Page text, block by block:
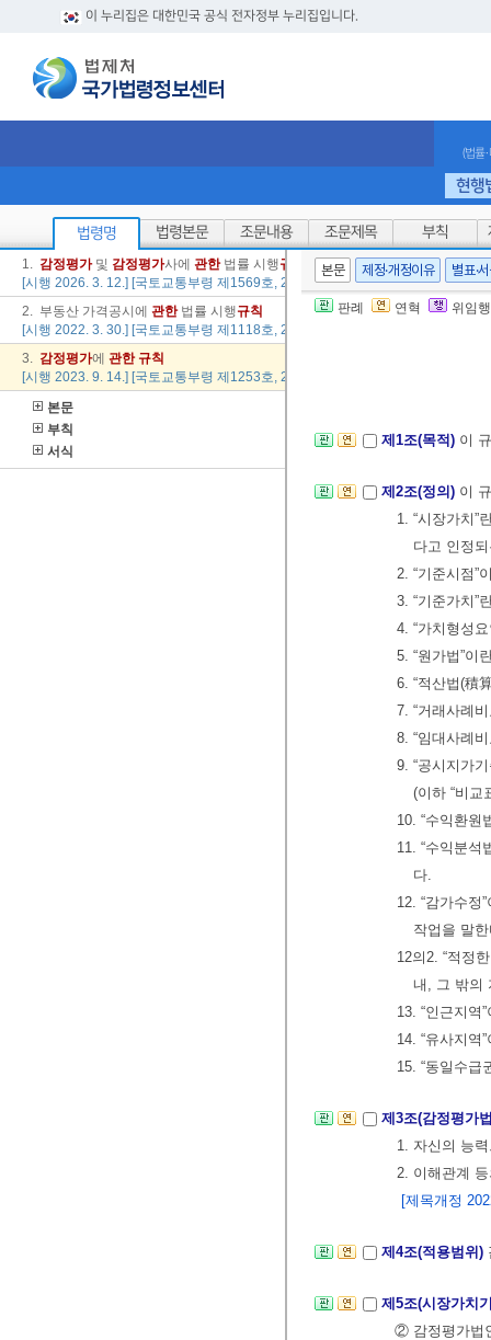
이 누리집은 대한민국 공식 전자정부 누리집입니다.
(법률
현행
법령명 법령본문 조문내용 조문제목 부칙
1. 감정평가및 감정평가사에 관한법률 시행규칙
[시행 2026. 3. 12.] [국토교통부령 제1569호, 2026. 3. 12., 타법개정]
2. 부동산 가격공시에 관한법률 시행규칙
[시행 2022. 3. 30.] [국토교통부령 제1118호, 2022. 3. 30., 타법개정]
3. 감정평가에 관한 규칙
[시행 2023. 9. 14.] [국토교통부령 제1253호, 2023. 9. 14., 일부개정]
본문
부칙
서식
본문 제정·개정이유 별표·
판례 연혁 위임
제1조(목적) 이
제2조(정의) 이
1. “시장가치”
다고 인정
2. “기준시점”
3. “기준가치”
4. “가치형성
5. “원가법”이
6. “적산법(積
7. “거래사례
8. “임대사례
9. “공시지가
(이하 “비교
10. “수익환원
11. “수익분
다.
12. “감가수
작업을 말
12의2. “적정
내, 그 밖의
13. “인근지역
14. “유사지역
15. “동일수급
제3조(감정평가
1. 자신의 능
2. 이해관계
[제목개정
제4조(적용범위)
제5조(시장가치
② 감정평가법